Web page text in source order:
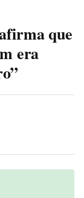
que
era